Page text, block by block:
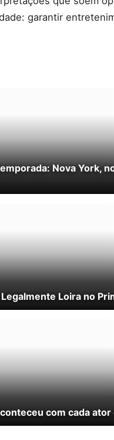
garantir
Nova York,
Loira no
com cada